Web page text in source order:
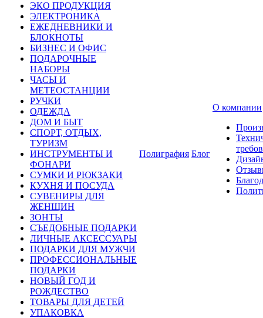
ЭКО ПРОДУКЦИЯ
ЭЛЕКТРОНИКА
ЕЖЕДНЕВНИКИ И
БЛОКНОТЫ
БИЗНЕС И ОФИС
ПОДАРОЧНЫЕ
НАБОРЫ
ЧАСЫ И
МЕТЕОСТАНЦИИ
РУЧКИ
ОДЕЖДА
ДОМ И БЫТ
СПОРТ, ОТДЫХ,
ТУРИЗМ
ИНСТРУМЕНТЫ И
ФОНАРИ
СУМКИ И РЮКЗАКИ
КУХНЯ И ПОСУДА
СУВЕНИРЫ ДЛЯ
ЖЕНЩИН
ЗОНТЫ
СЪЕДОБНЫЕ ПОДАРКИ
ЛИЧНЫЕ АКСЕССУАРЫ
ПОДАРКИ ДЛЯ МУЖЧИ
ПРОФЕССИОНАЛЬНЫЕ
ПОДАРКИ
НОВЫЙ ГОД И
РОЖДЕСТВО
ТОВАРЫ ДЛЯ ДЕТЕЙ
УПАКОВКА
Полиграфия Блог
О компании